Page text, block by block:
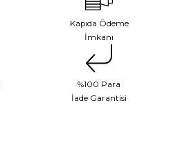
Kapıda Ödeme
İmkanı
%100 Para
İade Garantisi